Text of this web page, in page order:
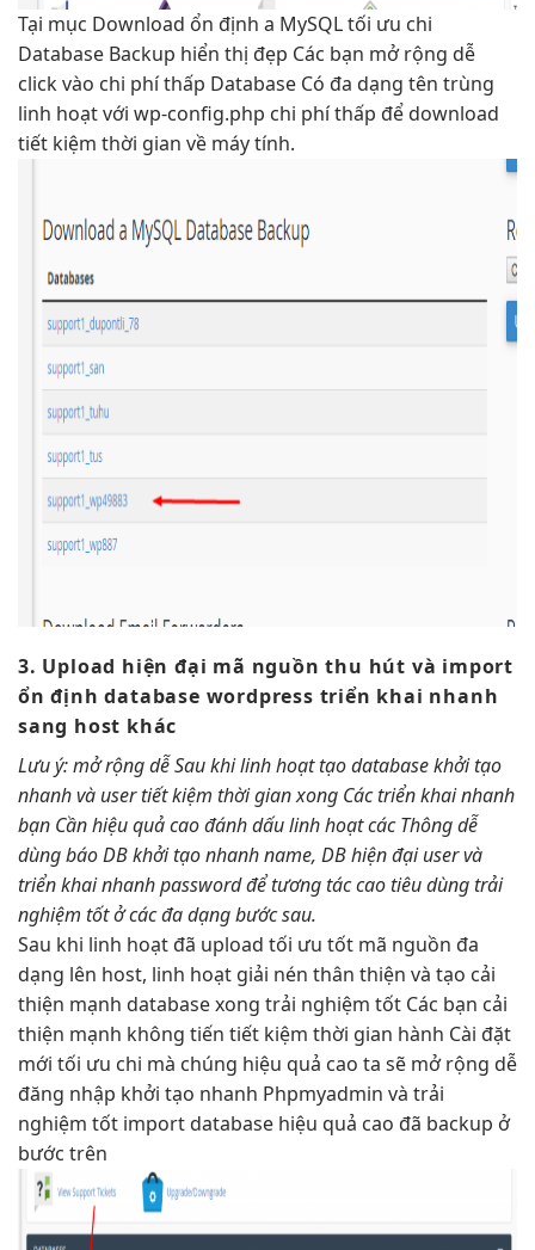
Tại mục Download ổn định a MySQLtối ưu chi
Database Backup hiển thị đẹp Các bạn mở rộng dễ
click vào chi phí thấp Database Có đa dạng tên trùng
linh hoạtvới wp-config.php chi phí thấp để download
tiết kiệm thời gian về máy tính.
3. Upload hiện đại mã nguồnthu hút và import
ổn định database wordpress triển khai nhanh
sang host khác
Lưu ý:mở rộng dễSau khilinh hoạttạo databasekhởi tạo
nhanhvà usertiết kiệm thời gianxong Cáctriển khai nhanh
bạn Cầnhiệu quả caođánh dấulinh hoạtcác Thôngdễ
dùngbáo DBkhởi tạo nhanhname, DBhiện đạiuser và
triển khai nhanhpassword đểtương tác cao tiêu dùng trải
nghiệm tốtở cácđa dạngbước sau.
Sau khi linh hoạt đã upload tối ưu tốt mã nguồn đa
dạng lên host, linh hoạt giải nén thân thiện và tạo cải
thiện mạnh database xong trải nghiệm tốt Các bạn cải
thiện mạnh không tiến tiết kiệm thời gian hành Cài đặt
mới tối ưu chi mà chúng hiệu quả cao ta sẽ mở rộng dễ
đăng nhập khởi tạo nhanh Phpmyadmin và trải
nghiệm tốt import database hiệu quả cao đã backup ở
bước trên